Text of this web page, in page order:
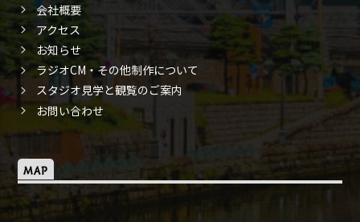
会社概要
アクセス
お知らせ
ラジオCM・その他制作について
スタジオ見学と観覧のご案内
お問い合わせ
MAP